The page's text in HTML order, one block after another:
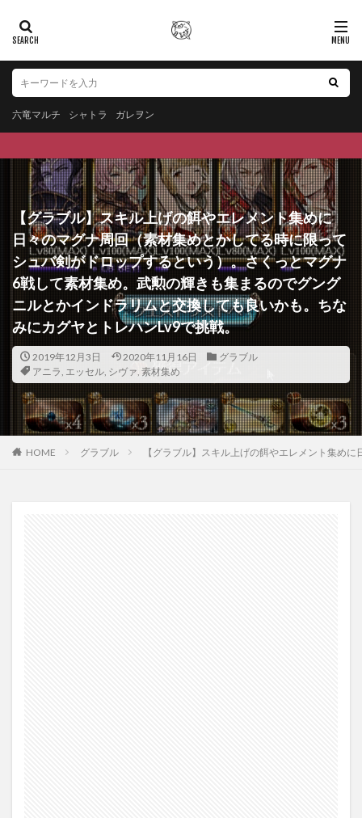
六竜マルチ シャトラ ガレヲン
【グラブル】スキル上げの餌やエレメント集めに
日々のマグナ周回（素材集めとかしてる時に限って
シュバ剣がドロップするという）。さくっとマグナ
6戦して素材集め。武勲の輝きも集まるのでグング
ニルとかインドラリムと交換しても良いかも。ちな
みにカグヤとトレハンLv9で挑戦。
2019年12月3日 2020年11月16日
グラブル
アニラ, エッセル, シヴァ, 素材集め
HOME グラブル 【グラブル】スキル上げの餌やエレメント集め